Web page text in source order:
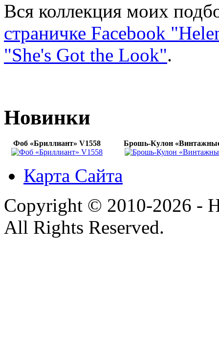
Вся коллекция моих
страничке Facebook
"She's Got the Look".
Новинки
Фоб «Бриллиант» V1558 Брошь-Кулон
Карта Сайта
Copyright © 2010-2026 -
All Rights Reserved.